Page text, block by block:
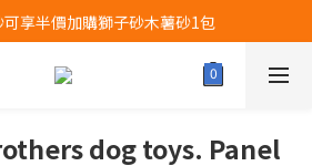
現貨8折！立即點擊火速搶購
可享半價加購獅子砂木薯砂1包
現貨8折！立即點擊火速搶購
dog toys. Panel